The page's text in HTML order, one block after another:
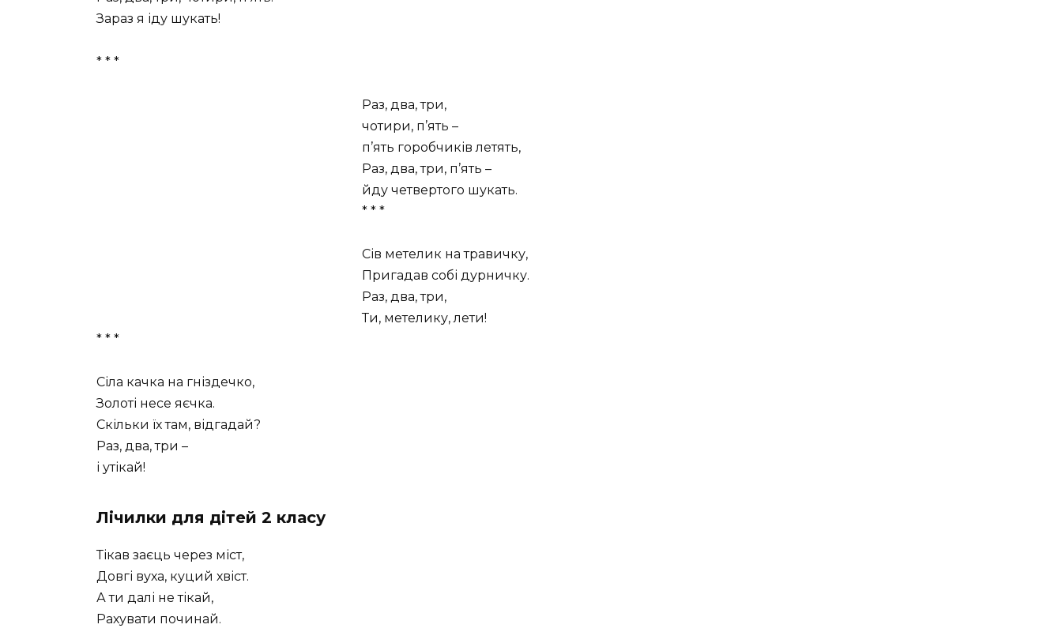
Зараз я іду шукать!
* * *
Раз, два, три,
чотири, п’ять –
п’ять горобчиків летять,
Раз, два, три, п’ять –
йду четвертого шукать.
* * *
Сів метелик на травичку,
Пригадав собі дурничку.
Раз, два, три,
Ти, метелику, лети!
* * *
Сіла качка на гніздечко,
Золоті несе яєчка.
Скільки їх там, відгадай?
Раз, два, три –
і утікай!
Лічилки для дітей 2 класу
Тікав заєць через міст,
Довгі вуха, куций хвіст.
А ти далі не тікай,
Рахувати починай.